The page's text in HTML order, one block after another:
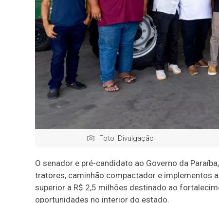
Foto: Divulgação
O senador e pré-candidato ao Governo da
tratores, caminhão compactador e implementos
superior a R$ 2,5 milhões destinado ao
oportunidades no interior do estado.